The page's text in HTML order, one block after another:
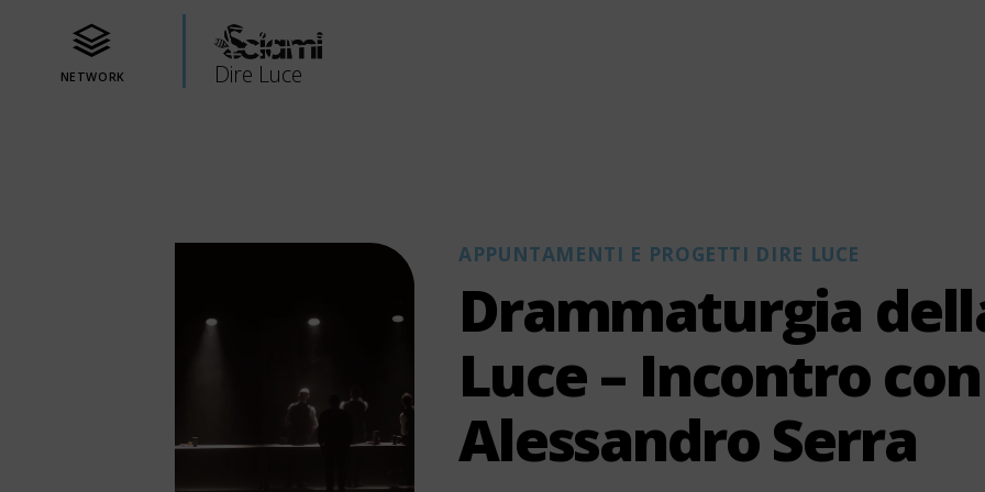
NETWORK Dire Luce
Categorie
APPUNTAMENTI E PROGETTI DIRE LUCE
Drammaturgia
Luce – Incontro con
Alessandro Serra